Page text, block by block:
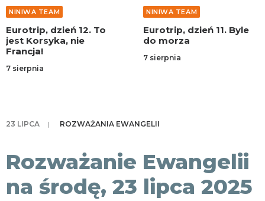
NINIWA TEAM
FESTIWAL ŻYCIA
WOLONTARIAT
AKTUALNOŚCI
NINIWA TEAM
Eurotrip, dzień 12. To
jest Korsyka, nie
Francja!
7 sierpnia
NINIWA TEAM
Eurotrip, dzień 11. Byle
do morza
7 sierpnia
23 LIPCA | ROZWAŻANIA EWANGELII
Rozważanie Ewangelii
na środę, 23 lipca 2025